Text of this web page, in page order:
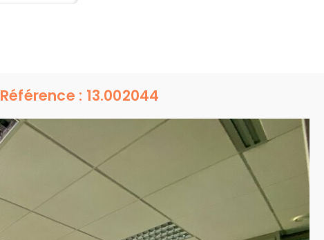
Référence : 13.002044